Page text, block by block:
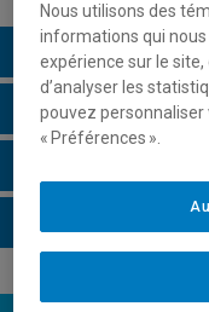
Description du
Horaire - Été 2026
Nous utilisons des
informations qui
expérience sur le
d’analyser les
pouvez
« Préférences ».